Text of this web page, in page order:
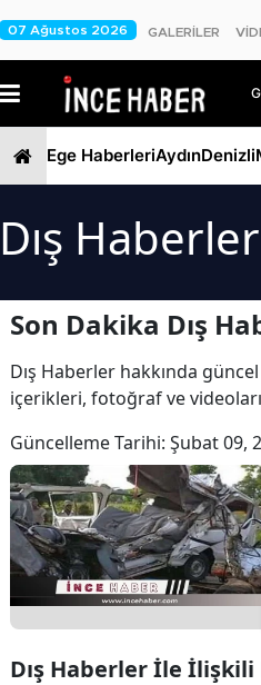
07 Ağustos 2026 GALERİLER
Ege HaberleriAydınDenizli
Dış
Son Dakika Dış
Dış Haberler hakkında
içerikleri, fotoğraf ve
Güncelleme Tarihi: Şubat 09,
Dış Haberler İle